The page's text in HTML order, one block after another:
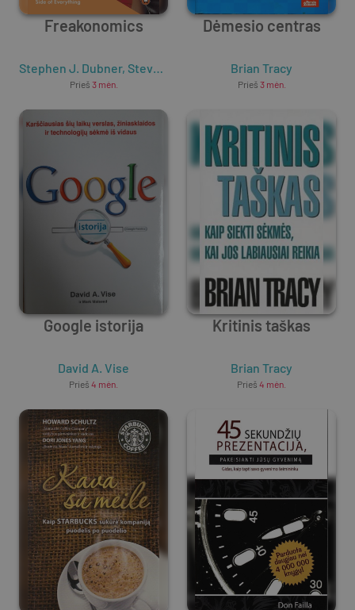
Freakonomics
Stephen J. Dubner, Steven D. Levitt
Prieš 3 mėn.
Dėmesio centras
Brian Tracy
Prieš 3 mėn.
Google istorija
David A. Vise
Prieš 4 mėn.
Kritinis taškas
Brian Tracy
Prieš 4 mėn.